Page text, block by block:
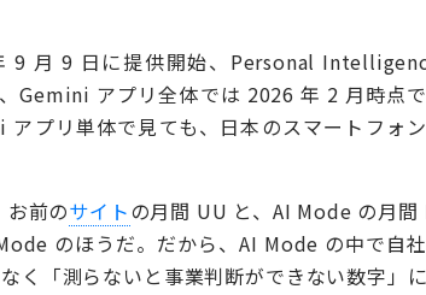
9 月 9 日に提供開始、Personal
Gemini アプリ全体では 2026 年 2 月時点
プリ単体で見ても、日本のスマートフォ
お前のサイトの月間 UU と、AI Mode の月間
のほうだ。だから、AI Mode の中で自
く「測らないと事業判断ができない数字」